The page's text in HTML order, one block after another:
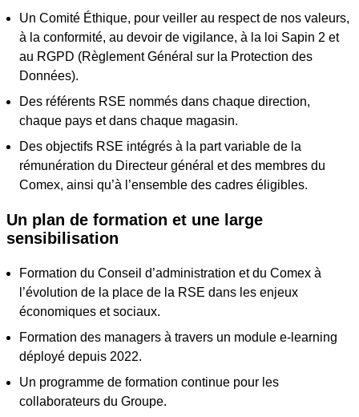
Un Comité Éthique, pour veiller au respect de nos valeurs,
à la conformité, au devoir de vigilance, à la loi Sapin 2 et
au RGPD (Règlement Général sur la Protection des
Données).
Des référents RSE nommés dans chaque direction,
chaque pays et dans chaque magasin.
Des objectifs RSE intégrés à la part variable de la
rémunération du Directeur général et des membres du
Comex, ainsi qu’à l’ensemble des cadres éligibles.
Un plan de formation et une large
sensibilisation
Formation du Conseil d’administration et du Comex à
l’évolution de la place de la RSE dans les enjeux
économiques et sociaux.
Formation des managers à travers un module e-learning
déployé depuis 2022.
Un programme de formation continue pour les
collaborateurs du Groupe.